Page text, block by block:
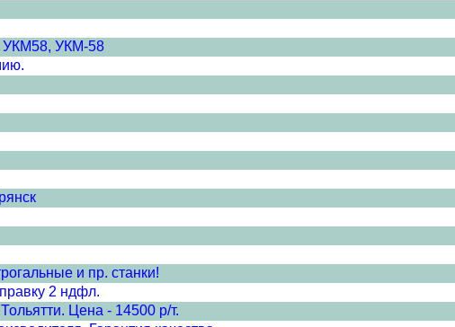
УКМ58, УКМ-58
и пр. станки!
2 ндфл.
Цена - 14500 р/т.